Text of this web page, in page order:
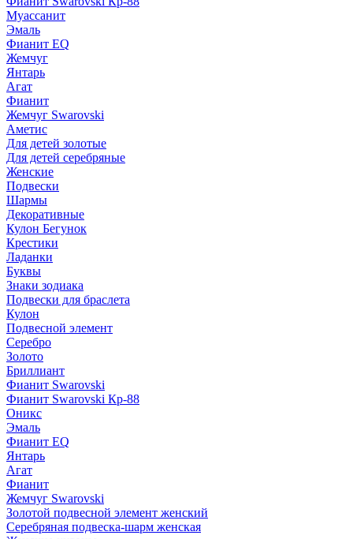
Муассанит
Эмаль
Фианит EQ
Жемчуг
Янтарь
Агат
Фианит
Жемчуг Swarovski
Аметис
Для детей золотые
Для детей серебряные
Женские
Подвески
Шармы
Декоративные
Кулон Бегунок
Крестики
Ладанки
Буквы
Знаки зодиака
Подвески для браслета
Кулон
Подвесной элемент
Серебро
Золото
Бриллиант
Фианит Swarovski
Фианит Swarovski Кр-88
Оникс
Эмаль
Фианит EQ
Янтарь
Агат
Фианит
Жемчуг Swarovski
Золотой подвесной элемент женcкий
Серебряная подвеска-шарм женская